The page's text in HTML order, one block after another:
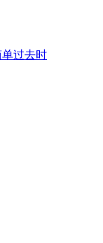
过去时